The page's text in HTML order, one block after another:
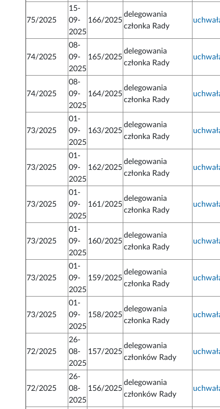
75/2025
15-
09-
2025
166/2025
delegowania
członka Rady
74/2025
08-
09-
2025
165/2025
delegowania
członka Rady
74/2025
08-
09-
2025
164/2025
delegowania
członka Rady
73/2025
01-
09-
2025
163/2025
delegowania
członka Rady
73/2025
01-
09-
2025
162/2025
delegowania
członka Rady
73/2025
01-
09-
2025
161/2025
delegowania
członka Rady
73/2025
01-
09-
2025
160/2025
delegowania
członka Rady
73/2025
01-
09-
2025
159/2025
delegowania
członka Rady
73/2025
01-
09-
2025
158/2025
delegowania
członka Rady
72/2025
26-
08-
2025
157/2025
delegowania
członków Rady
72/2025
26-
08-
2025
156/2025
delegowania
członków Rady